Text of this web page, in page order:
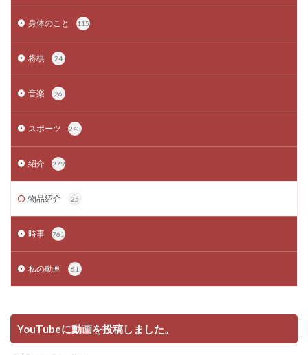
身体のこと 115
将棋 24
音楽 26
スポーツ 243
紹介 279
物品紹介 25
時事 761
私の動画 61
YouTubeに動画を投稿しました。